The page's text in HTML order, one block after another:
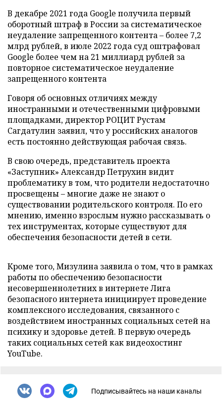
В декабре 2021 года Google получила первый
оборотный штраф в России за систематическое
неудаление запрещенного контента – более 7,2
млрд рублей, в июле 2022 года суд оштрафовал
Google более чем на 21 миллиард рублей за
повторное систематическое неудаление
запрещенного контента
Говоря об основных отличиях между
иностранными и отечественными цифровыми
площадками, директор РОЦИТ Рустам
Сагдатулин заявил, что у российских аналогов
есть постоянно действующая рабочая связь.
В свою очередь, представитель проекта
«Заступник» Александр Петрухин видит
проблематику в том, что родители недостаточно
просвещены – многие даже не знают о
существовании родительского контроля. По его
мнению, именно взрослым нужно рассказывать о
тех инструментах, которые существуют для
обеспечения безопасности детей в сети.
Кроме того, Мизулина заявила о том, что в рамках
работы по обеспечению безопасности
несовершеннолетних в интернете Лига
безопасного интернета инициирует проведение
комплексного исследования, связанного с
воздействием иностранных социальных сетей на
психику и здоровье детей. В первую очередь
таких социальных сетей как видеохостинг
YouTube.
Подписывайтесь на наши каналы